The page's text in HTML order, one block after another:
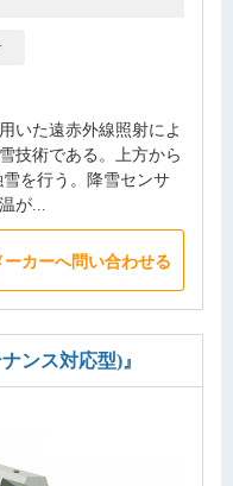
いた遠赤外線照射によ
技術である。上方から
を行う。降雪センサ
が...
ーカーへ問い合わせる
ンス対応型)』